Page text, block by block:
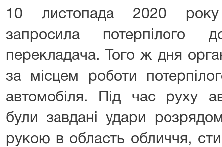
10 листопада 2020 року
запросила потерпілого
перекладача. Того ж дня
за місцем роботи
автомобіля. Під час руху
були завдані удари
рукою в область обличчя,